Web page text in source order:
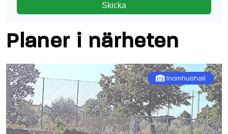
Skicka
Planer i närheten
Inomhushall